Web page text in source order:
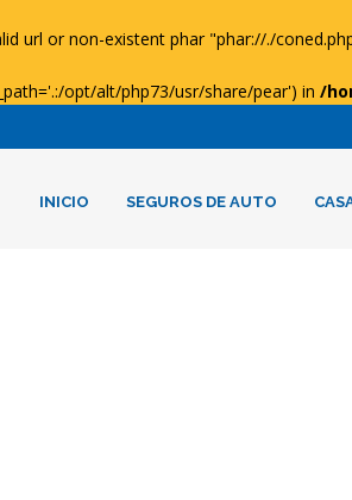
url or non-existent phar "phar://./
opt/alt/php73/usr/share/pear') in /
INICIO SEGUROS DE AUTO